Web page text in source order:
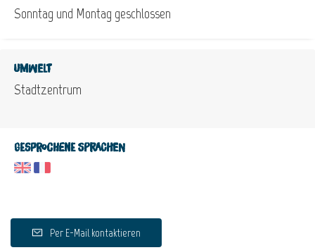
Sonntag und Montag geschlossen
Umwelt
Stadtzentrum
Gesprochene Sprachen
Per E-Mail kontaktieren